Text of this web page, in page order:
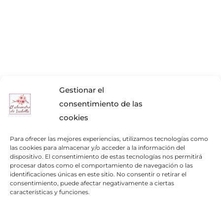
Gestionar el
consentimiento de las
cookies
Para ofrecer las mejores experiencias, utilizamos tecnologías como
las cookies para almacenar y/o acceder a la información del
dispositivo. El consentimiento de estas tecnologías nos permitirá
procesar datos como el comportamiento de navegación o las
identificaciones únicas en este sitio. No consentir o retirar el
consentimiento, puede afectar negativamente a ciertas
características y funciones.Enlaces de interés